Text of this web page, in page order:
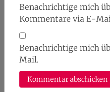
Benachrichtige mich
Kommentare via E-
Benachrichtige mich
Mail.